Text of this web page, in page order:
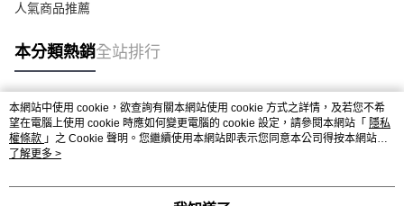
人氣商品推薦
本分類熱銷全站排行
熱門標籤
本網站中使用 cookie，欲查詢有關本網站使用 cookie 方式之詳情，及若您不希
望在電腦上使用 cookie 時應如何變更電腦的 cookie 設定，請參閱本網站「 隱私
權條款 」之 Cookie 聲明。您繼續使用本網站即表示您同意本公司得按本網站使
用條款之 Cookie 聲明使用 cookie。
了解更多 >